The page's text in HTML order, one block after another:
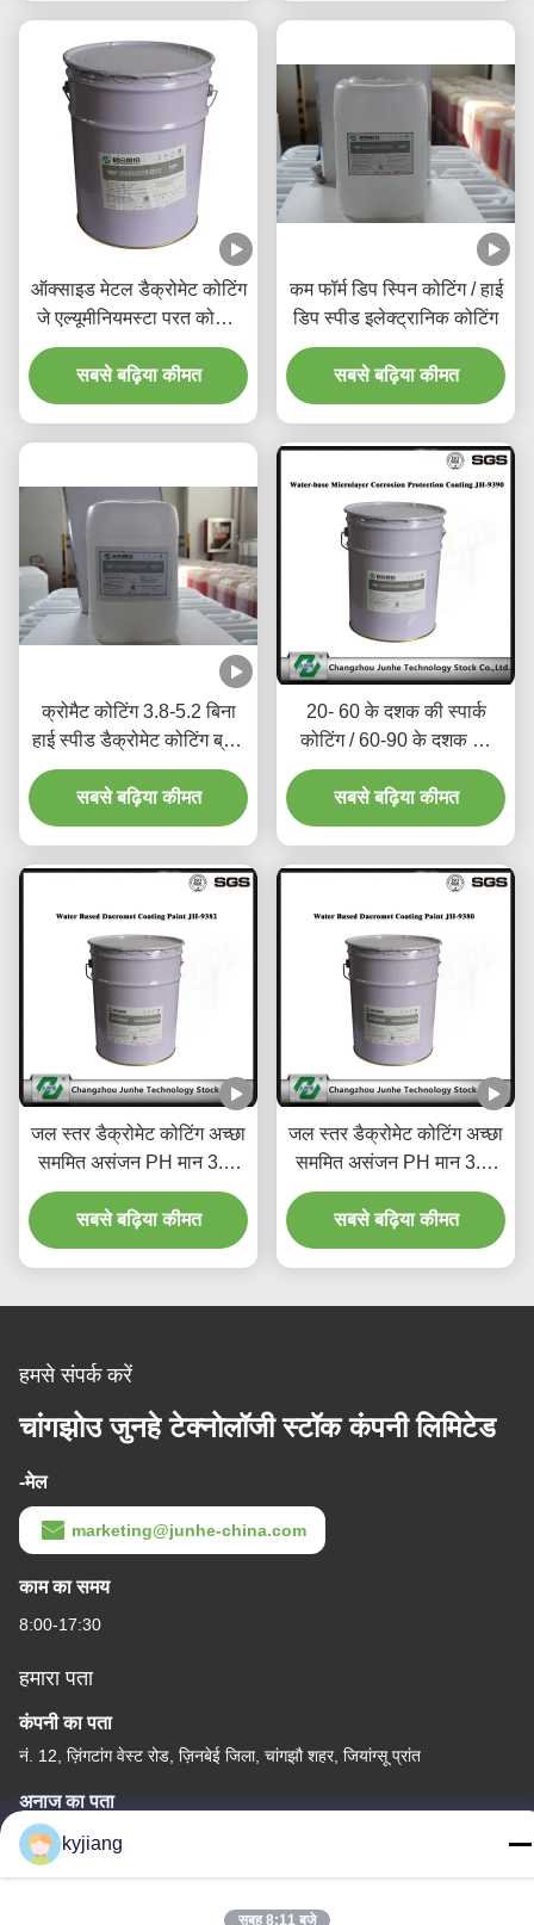
ऑक्साइड मेटल डैक्रोमेट कोटिंग
जे एल्यूमीनियमस्टा परत कोटिंग
तरल
सबसे बढ़िया कीमत
कम फॉर्म डिप स्पिन कोटिंग / हाई
डिप स्पीड इलेक्ट्रानिक कोटिंग
सबसे बढ़िया कीमत
क्रोमैट कोटिंग 3.8-5.2 बिना
हाई स्पीड डैक्रोमेट कोटिंग ब्रेक
डिस्क
सबसे बढ़िया कीमत
20- 60 के दशक की स्पार्क
कोटिंग / 60-90 के दशक की
टिन जस्ता चढ़ाना के साथ दूसरी
पीढ़ी डैक्रोमेट कोटिंग
सबसे बढ़िया कीमत
जल स्तर डैक्रोमेट कोटिंग अच्छा
सममित असंजन PH मान 3.8-
5.2 है
सबसे बढ़िया कीमत
जल स्तर डैक्रोमेट कोटिंग अच्छा
सममित असंजन PH मान 3.8-
5.2 है
सबसे बढ़िया कीमत
हमसे संपर्क करें
चांगझोउ जुनहे टेक्नोलॉजी स्टॉक कंपनी लिमिटेड
-मेल
marketing@junhe-china.com
काम का समय
8:00-17:30
हमारा पता
कंपनी का पता
नं. 12, ज़िंगटांग वेस्ट रोड, ज़िनबेई जिला, चांगझौ शहर, जियांग्सू प्रांत
अनाज का पता
नं. 12, ज़िंगटांग वेस्ट रोड, ज़िनबेई जिला, चांगझौ शहर, जियांग्सू प्रांत
टेलीफोन
kyjiang
सुबह 8:11 बजे